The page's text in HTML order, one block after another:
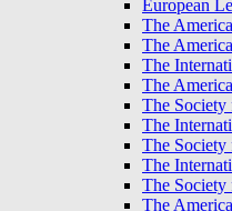
European
The
The
The
The
The Society
The
The
The
The Society
The